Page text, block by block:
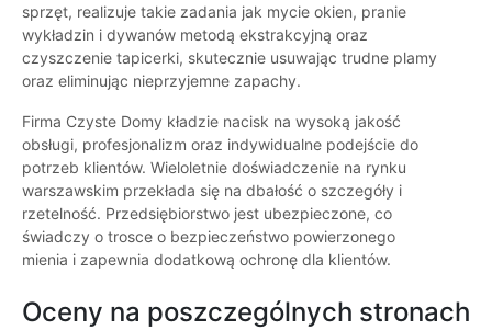
sprzęt, realizuje takie zadania jak mycie okien, pranie
wykładzin i dywanów metodą ekstrakcyjną oraz
czyszczenie tapicerki, skutecznie usuwając trudne plamy
oraz eliminując nieprzyjemne zapachy.
Firma Czyste Domy kładzie nacisk na wysoką jakość
obsługi, profesjonalizm oraz indywidualne podejście do
potrzeb klientów. Wieloletnie doświadczenie na rynku
warszawskim przekłada się na dbałość o szczegóły i
rzetelność. Przedsiębiorstwo jest ubezpieczone, co
świadczy o trosce o bezpieczeństwo powierzonego
mienia i zapewnia dodatkową ochronę dla klientów.
Oceny na poszczególnych stronach